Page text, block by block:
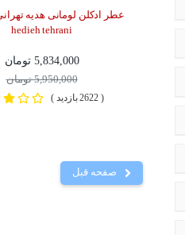
hedieh tehrani
5,834,000 تومان
5,950,000 تومان
( 2622 بازدید )
صفحه قبل